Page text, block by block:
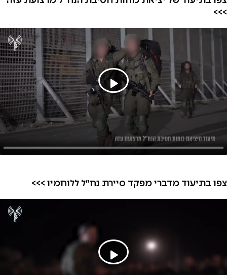
>>>
צפו בתיעוד מדברי מפקד סיירת נח״ל ללוחמיו >>>